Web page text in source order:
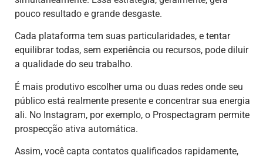
pouco resultado e grande desgaste.
Cada plataforma tem suas particularidades, e tentar
equilibrar todas, sem experiência ou recursos, pode diluir
a qualidade do seu trabalho.
É mais produtivo escolher uma ou duas redes onde seu
público está realmente presente e concentrar sua energia
ali. No Instagram, por exemplo, o Prospectagram permite
prospecção ativa automática.
Assim, você capta contatos qualificados rapidamente,